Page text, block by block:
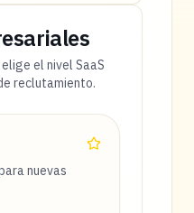
el nivel SaaS
reclutamiento.
nuevas